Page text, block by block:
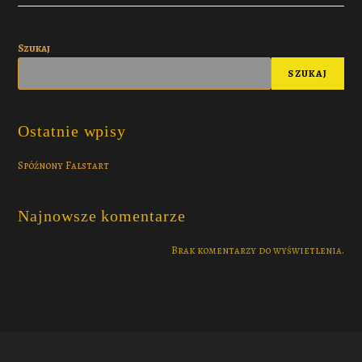
Szukaj
SZUKAJ
Ostatnie wpisy
Spóźnony Falstart
Najnowsze komentarze
Brak komentarzy do wyświetlenia.